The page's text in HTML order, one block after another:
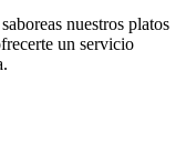
nuestros platos
un servicio